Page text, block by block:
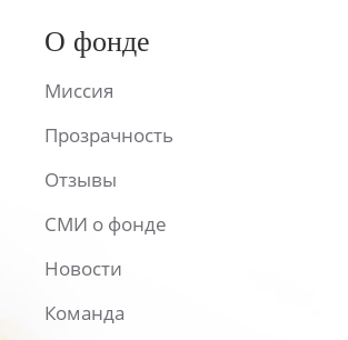
О фонде
Миссия
Прозрачность
Отзывы
СМИ о фонде
Новости
Команда